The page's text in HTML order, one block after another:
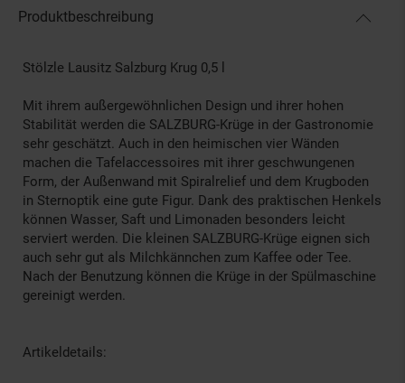
Produktbeschreibung
Stölzle Lausitz Salzburg Krug 0,5 l
Mit ihrem außergewöhnlichen Design und ihrer hohen
Stabilität werden die SALZBURG-Krüge in der Gastronomie
sehr geschätzt. Auch in den heimischen vier Wänden
machen die Tafelaccessoires mit ihrer geschwungenen
Form, der Außenwand mit Spiralrelief und dem Krugboden
in Sternoptik eine gute Figur. Dank des praktischen Henkels
können Wasser, Saft und Limonaden besonders leicht
serviert werden. Die kleinen SALZBURG-Krüge eignen sich
auch sehr gut als Milchkännchen zum Kaffee oder Tee.
Nach der Benutzung können die Krüge in der Spülmaschine
gereinigt werden.
Artikeldetails: